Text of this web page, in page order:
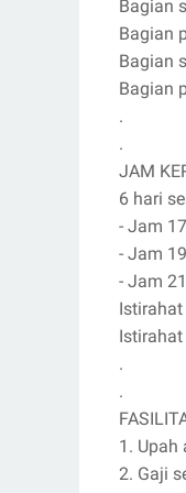
Bagian
Bagian
Bagian
Bagian
.
.
JAM
6 hari
- Jam
- Jam
- Jam
.
.
1.
2. Gaji